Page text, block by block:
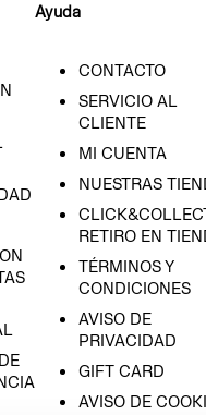
Ayuda
CONTACTO
SERVICIO AL
CLIENTE
MI CUENTA
NUESTRAS
RETIRO EN
TÉRMINOS Y
CONDICIONES
AVISO DE
PRIVACIDAD
GIFT CARD
AVISO DE